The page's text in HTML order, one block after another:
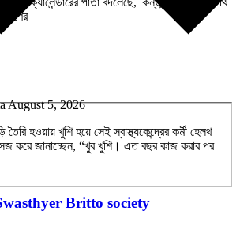
August 5, 2026
তৈরি হওয়ায় খুশি হয়ে সেই স্বাস্থ্যকেন্দ্রের কর্মী হেলথ
করে জানাচ্ছেন, “খুব খুশি। এত বছর কাজ করার পর
Britto society